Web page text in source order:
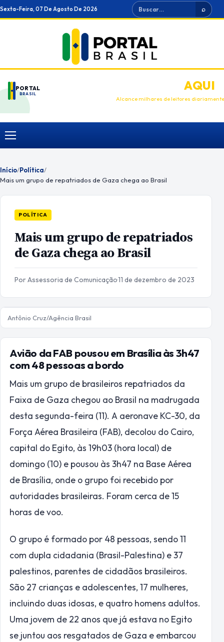
Ir
para
Sexta-Feira, 07 De Agosto De 2026 Buscar ⌕
PORTAL
BRASIL
ANUNCIEAQUI
Alcance milhares de leitores diariamente
Menu
Início/Política/
Mais um grupo de repatriados de Gaza chega ao Brasil
POLÍTICA
Mais um grupo de repatriados
de Gaza chega ao Brasil
Por Assessoria de Comunicação·11 de dezembro de 2023
Antônio Cruz/Agência Brasil
Avião da FAB pousou em Brasília às 3h47
com 48 pessoas a bordo
Mais um grupo de brasileiros repatriados da
Faixa de Gaza chegou ao Brasil na madrugada
desta segunda-feira (11). A aeronave KC-30, da
Força Aérea Brasileira (FAB), decolou do Cairo,
capital do Egito, às 19h03 (hora local) de
domingo (10) e pousou às 3h47 na Base Aérea
de Brasília, onde o grupo foi recebido por
autoridades brasileiras. Foram cerca de 15
horas de voo.
O grupo é formado por 48 pessoas, sendo 11
com dupla cidadania (Brasil-Palestina) e 37
palestinos, parentes de cidadãos brasileiros.
São 27 crianças e adolescentes, 17 mulheres,
incluindo duas idosas, e quatro homens adultos.
Uma jovem de 22 anos que já estava no Egito
se juntou aos resgatados de Gaza e embarcou